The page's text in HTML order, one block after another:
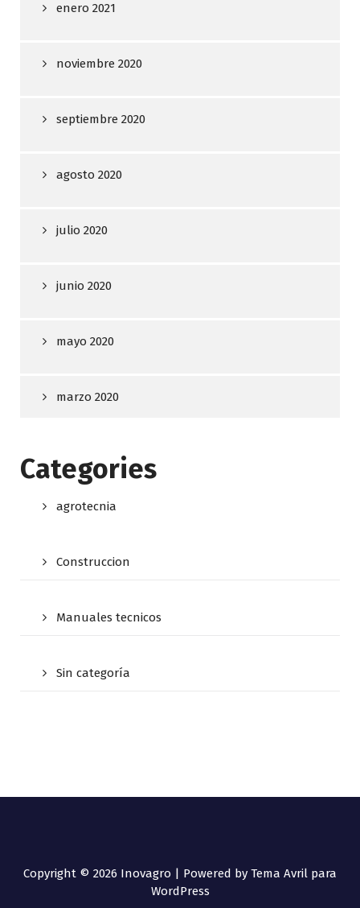
enero 2021
noviembre 2020
septiembre 2020
agosto 2020
julio 2020
junio 2020
mayo 2020
marzo 2020
Categories
agrotecnia
Construccion
Manuales tecnicos
Sin categoría
Copyright © 2026 Inovagro | Powered by Tema Avril para
WordPress